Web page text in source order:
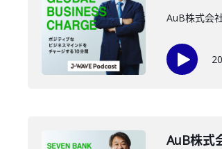
AuB株式会
AuB株式